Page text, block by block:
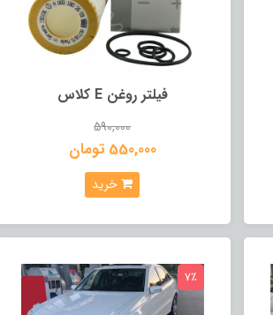
فیلتر روغن E کلاس
590,000
550,000 تومان
خرید
7٪